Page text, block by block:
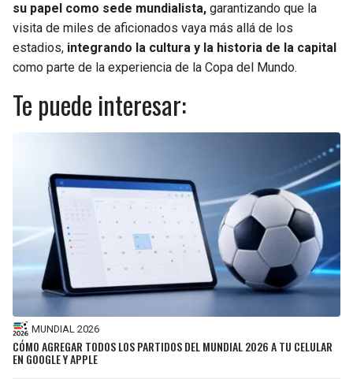
su papel como sede mundialista, garantizando que la
visita de miles de aficionados vaya más allá de los
estadios, integrando la cultura y la historia de la capital
como parte de la experiencia de la Copa del Mundo.
Te puede interesar:
MUNDIAL 2026
CÓMO AGREGAR TODOS LOS PARTIDOS DEL MUNDIAL 2026 A TU CELULAR
EN GOOGLE Y APPLE